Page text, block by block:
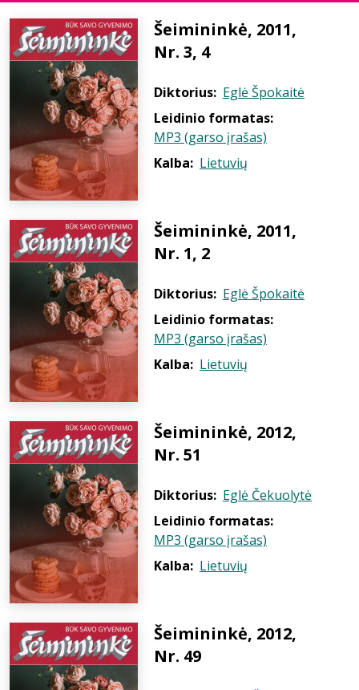
Šeimininkė, 2011,
Nr. 3, 4
Diktorius: Eglė Špokaitė
Leidinio formatas:
MP3 (garso įrašas)
Kalba: Lietuvių
Šeimininkė, 2011,
Nr. 1, 2
Diktorius: Eglė Špokaitė
Leidinio formatas:
MP3 (garso įrašas)
Kalba: Lietuvių
Šeimininkė, 2012,
Nr. 51
Diktorius: Eglė Čekuolytė
Leidinio formatas:
MP3 (garso įrašas)
Kalba: Lietuvių
Šeimininkė, 2012,
Nr. 49